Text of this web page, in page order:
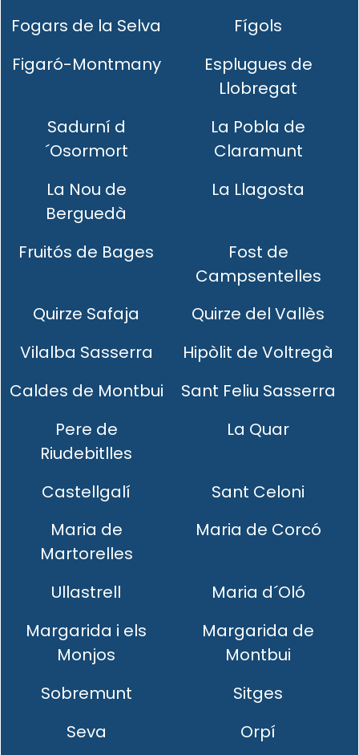
Fogars de la Selva
Fígols
Figaró-Montmany
Esplugues de
Llobregat
Sadurní d
´Osormort
La Pobla de
Claramunt
La Nou de
Berguedà
La Llagosta
Fruitós de Bages
Fost de
Campsentelles
Quirze Safaja
Quirze del Vallès
Vilalba Sasserra
Hipòlit de Voltregà
Caldes de Montbui
Sant Feliu Sasserra
Pere de
Riudebitlles
La Quar
Castellgalí
Sant Celoni
Maria de
Martorelles
Maria de Corcó
Ullastrell
Maria d´Oló
Margarida i els
Monjos
Margarida de
Montbui
Sobremunt
Sitges
Seva
Orpí